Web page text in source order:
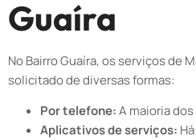
Guaíra
No Bairro Guaíra, os serviços de
solicitado de diversas formas:
Por telefone:A maioria
Aplicativos de serviços: